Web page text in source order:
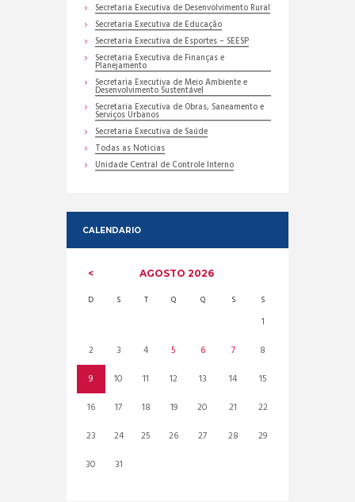
Secretaria Executiva de Desenvolvimento Rural
Secretaria Executiva de Educação
Secretaria Executiva de Esportes – SEESP
Secretaria Executiva de Finanças e
Planejamento
Secretaria Executiva de Meio Ambiente e
Desenvolvimento Sustentável
Secretaria Executiva de Obras, Saneamento e
Serviços Urbanos
Secretaria Executiva de Saúde
Todas as Noticias
Unidade Central de Controle Interno
CALENDARIO
AGOSTO2026
D S T Q Q S S
1
2
3 4 5 6 7
8
9
10 11 12 13 14
15
16
17 18 19 20 21
22
23
24 25 26 27 28
29
30
31